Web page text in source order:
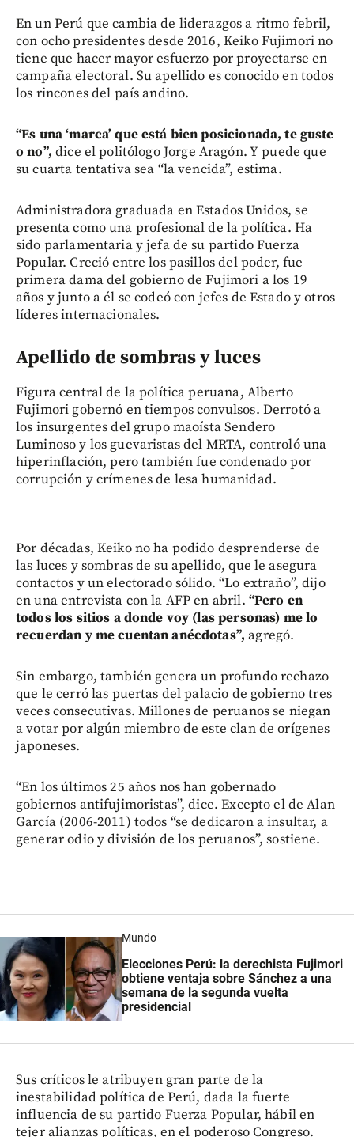
En un Perú que cambia de liderazgos a ritmo febril,
con ocho presidentes desde 2016, Keiko Fujimori no
tiene que hacer mayor esfuerzo por proyectarse en
campaña electoral. Su apellido es conocido en todos
los rincones del país andino.
“Es una ‘marca’ que está bien posicionada, te guste
o no”, dice el politólogo Jorge Aragón. Y puede que
su cuarta tentativa sea “la vencida”, estima.
Administradora graduada en Estados Unidos, se
presenta como una profesional de la política. Ha
sido parlamentaria y jefa de su partido Fuerza
Popular. Creció entre los pasillos del poder, fue
primera dama del gobierno de Fujimori a los 19
años y junto a él se codeó con jefes de Estado y otros
líderes internacionales.
Apellido de sombras y luces
Figura central de la política peruana, Alberto
Fujimori gobernó en tiempos convulsos. Derrotó a
los insurgentes del grupo maoísta Sendero
Luminoso y los guevaristas del MRTA, controló una
hiperinflación, pero también fue condenado por
corrupción y crímenes de lesa humanidad.
Por décadas, Keiko no ha podido desprenderse de
las luces y sombras de su apellido, que le asegura
contactos y un electorado sólido. “Lo extraño”, dijo
en una entrevista con la AFP en abril. “Pero en
todos los sitios a donde voy (las personas) me lo
recuerdan y me cuentan anécdotas”, agregó.
Sin embargo, también genera un profundo rechazo
que le cerró las puertas del palacio de gobierno tres
veces consecutivas. Millones de peruanos se niegan
a votar por algún miembro de este clan de orígenes
japoneses.
“En los últimos 25 años nos han gobernado
gobiernos antifujimoristas”, dice. Excepto el de Alan
García (2006-2011) todos “se dedicaron a insultar, a
generar odio y división de los peruanos”, sostiene.
Mundo
Elecciones Perú: la derechista Fujimori
obtiene ventaja sobre Sánchez a una
semana de la segunda vuelta
presidencial
Sus críticos le atribuyen gran parte de la
inestabilidad política de Perú, dada la fuerte
influencia de su partido Fuerza Popular, hábil en
tejer alianzas políticas, en el poderoso Congreso.